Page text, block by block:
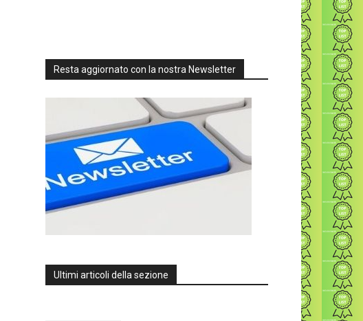
Resta aggiornato con la nostra Newsletter
Ultimi articoli della sezione